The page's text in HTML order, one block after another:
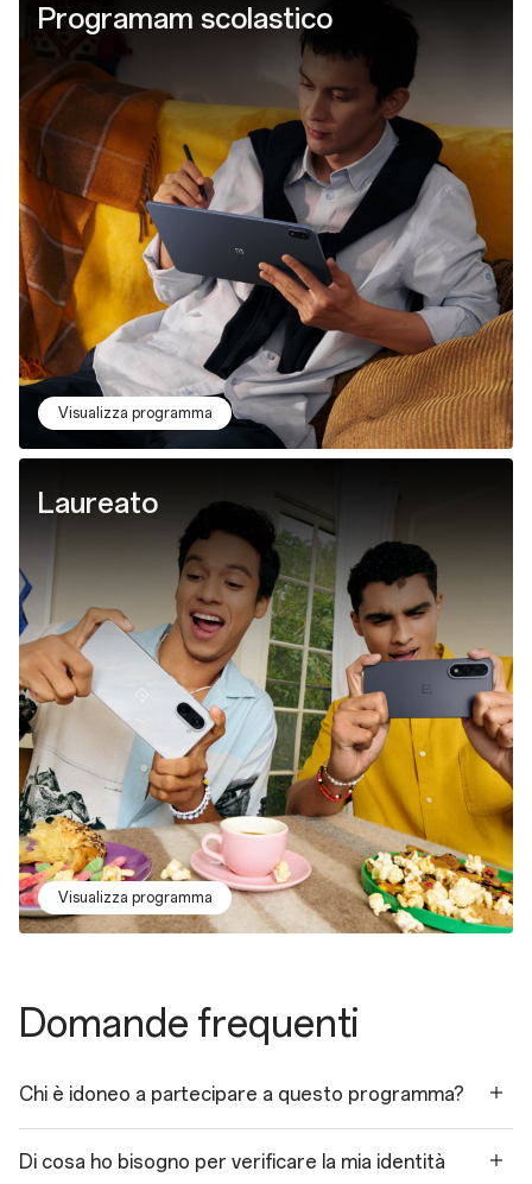
Programam scolastico
Visualizza programma
Laureato
Visualizza programma
Domande frequenti
Chi è idoneo a partecipare a questo programma?
Di cosa ho bisogno per verificare la mia identità